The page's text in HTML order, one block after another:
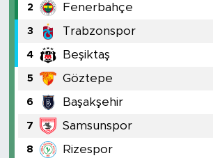
2 Fenerbahçe
3 Trabzonspor
4 Beşiktaş
5 Göztepe
6 Başakşehir
7 Samsunspor
8 Rizespor